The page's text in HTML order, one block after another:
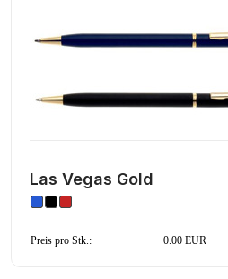
Las Vegas Gold
Preis pro Stk.: 0.00 EUR